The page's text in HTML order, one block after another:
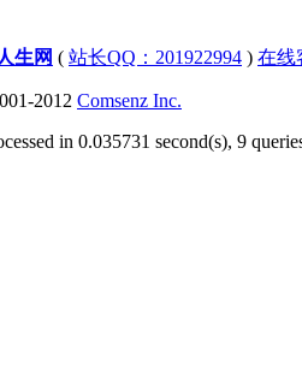
生网 ( 站长QQ：201922994 ) 在线
2012 Comsenz Inc.
in 0.035731 second(s), 9